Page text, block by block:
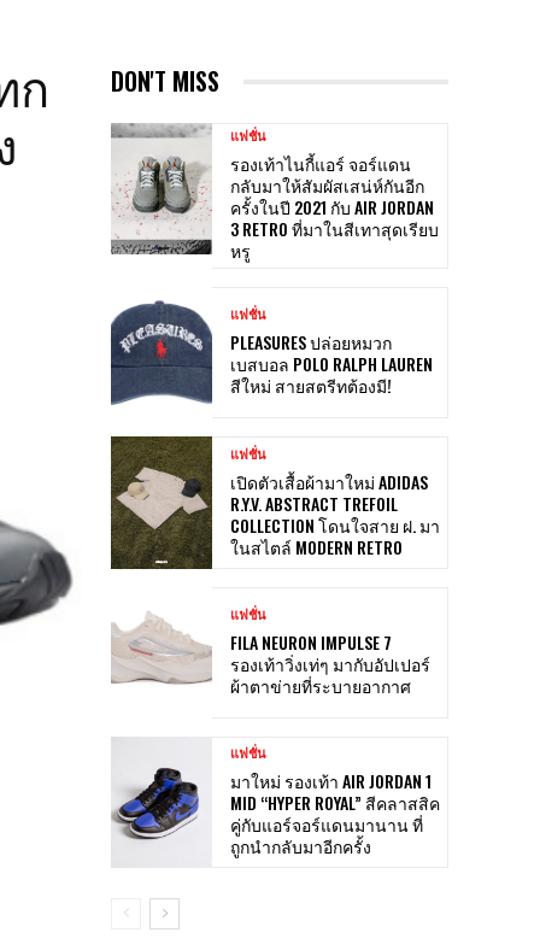
ก
DON'T MISS
แฟชั่น
รองเท้าไนกี้แอร์ จอร์แดน
กลับมาให้สัมผัสเสน่ห์กันอีก
ครั้งในปี 2021 กับ AIR JORDAN
3 RETRO ที่มาในสีเทาสุดเรียบ
หรู
แฟชั่น
PLEASURES ปล่อยหมวก
เบสบอล POLO RALPH LAUREN
สีใหม่ สายสตรีทต้องมี!
แฟชั่น
เปิดตัวเสื้อผ้ามาใหม่ ADIDAS
R.Y.V. ABSTRACT TREFOIL
COLLECTION โดนใจสาย ฝ. มา
ในสไตล์ MODERN RETRO
แฟชั่น
FILA NEURON IMPULSE 7
รองเท้าวิ่งเท่ๆ มากับอัปเปอร์
ผ้าตาข่ายที่ระบายอากาศ
แฟชั่น
มาใหม่ รองเท้า AIR JORDAN 1
MID “HYPER ROYAL” สีคลาสสิค
คู่กับแอร์จอร์แดนมานาน ที่
ถูกนำกลับมาอีกครั้ง